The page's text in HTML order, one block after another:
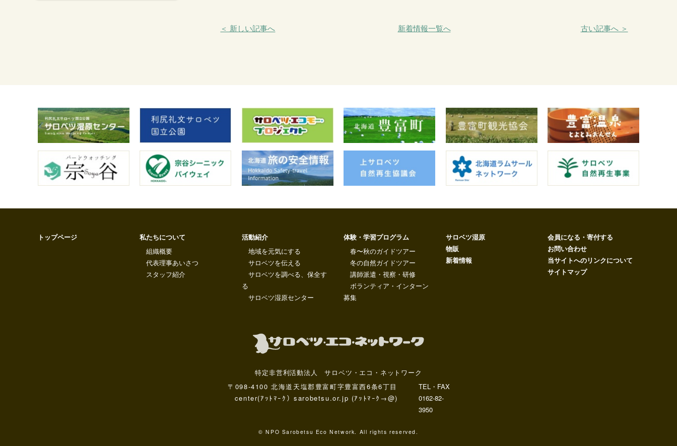
＜ 新しい記事へ 新着情報一覧へ 古い記事へ ＞
トップページ
私たちについて
組織概要
代表理事あいさつ
スタッフ紹介
活動紹介
地域を元気にする
サロベツを伝える
サロベツを調べる、保全す
る
サロベツ湿原センター
体験・学習プログラム
春〜秋のガイドツアー
冬の自然ガイドツアー
講師派遣・視察・研修
ボランティア・インターン
募集
サロベツ湿原
物販
新着情報
会員になる・寄付する
お問い合わせ
当サイトへのリンクについて
サイトマップ
特定非営利活動法人 サロベツ・エコ・ネットワーク
〒098-4100 北海道天塩郡豊富町字豊富西6条6丁目
center(ｱｯﾄﾏｰｸ）sarobetsu.or.jp (ｱｯﾄﾏｰｸ→@)
TEL・FAX
0162-82-
3950
© NPO Sarobetsu Eco Network. All rights reserved.